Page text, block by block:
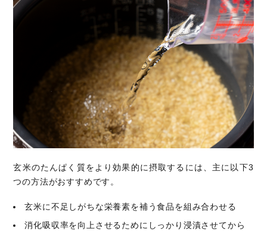
玄米のたんぱく質をより効果的に摂取するには、主に以下3
つの方法がおすすめです。
玄米に不足しがちな栄養素を補う食品を組み合わせる
消化吸収率を向上させるためにしっかり浸漬させてから